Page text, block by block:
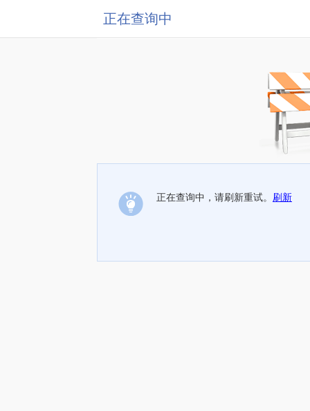
正在查询中
正在查询中，请刷新重试。 刷新